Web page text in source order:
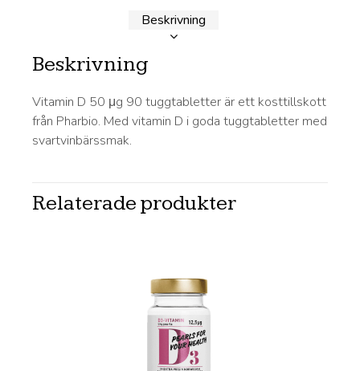
Beskrivning
Beskrivning
Vitamin D 50 μg 90 tuggtabletter är ett kosttillskott
från Pharbio. Med vitamin D i goda tuggtabletter med
svartvinbärssmak.
Relaterade produkter